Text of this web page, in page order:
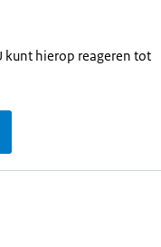
kunt hierop reageren tot